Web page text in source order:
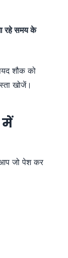
रहे समय के
शौक को
खोजें।
में
जो पेश कर